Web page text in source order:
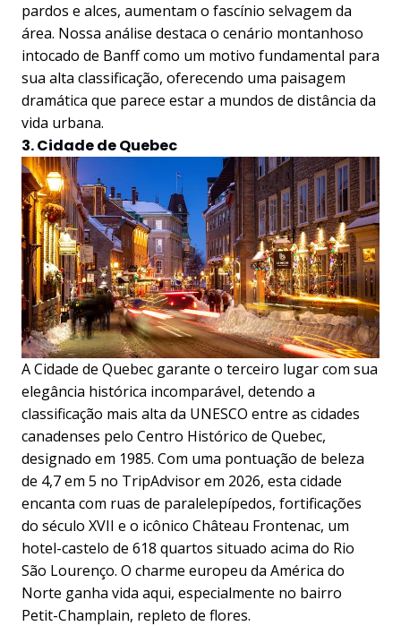
pardos e alces, aumentam o fascínio selvagem da
área. Nossa análise destaca o cenário montanhoso
intocado de Banff como um motivo fundamental para
sua alta classificação, oferecendo uma paisagem
dramática que parece estar a mundos de distância da
vida urbana.
3. Cidade de Quebec
A Cidade de Quebec garante o terceiro lugar com sua
elegância histórica incomparável, detendo a
classificação mais alta da UNESCO entre as cidades
canadenses pelo Centro Histórico de Quebec,
designado em 1985. Com uma pontuação de beleza
de 4,7 em 5 no TripAdvisor em 2026, esta cidade
encanta com ruas de paralelepípedos, fortificações
do século XVII e o icônico Château Frontenac, um
hotel-castelo de 618 quartos situado acima do Rio
São Lourenço. O charme europeu da América do
Norte ganha vida aqui, especialmente no bairro
Petit-Champlain, repleto de flores.